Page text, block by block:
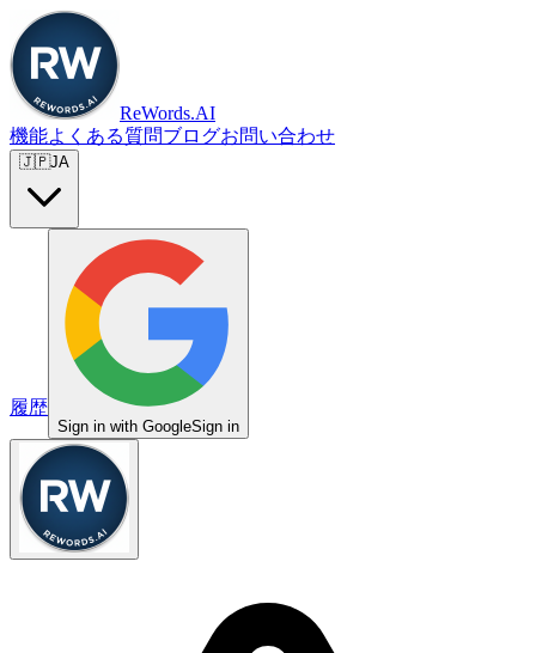
ReWords.AI
機能よくある質問ブログお問い合わせ
🇯🇵JA
履歴
Sign in with GoogleSign in